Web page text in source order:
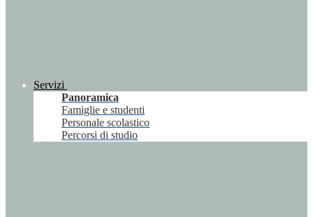
Servizi
Panoramica
Famiglie e studenti
Personale scolastico
Percorsi di studio